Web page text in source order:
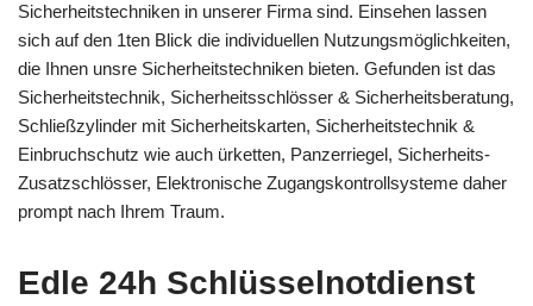
Sicherheitstechniken in unserer Firma sind. Einsehen lassen
sich auf den 1ten Blick die individuellen Nutzungsmöglichkeiten,
die Ihnen unsre Sicherheitstechniken bieten. Gefunden ist das
Sicherheitstechnik, Sicherheitsschlösser & Sicherheitsberatung,
Schließzylinder mit Sicherheitskarten, Sicherheitstechnik &
Einbruchschutz wie auch ürketten, Panzerriegel, Sicherheits-
Zusatzschlösser, Elektronische Zugangskontrollsysteme daher
prompt nach Ihrem Traum.
Edle 24h Schlüsselnotdienst